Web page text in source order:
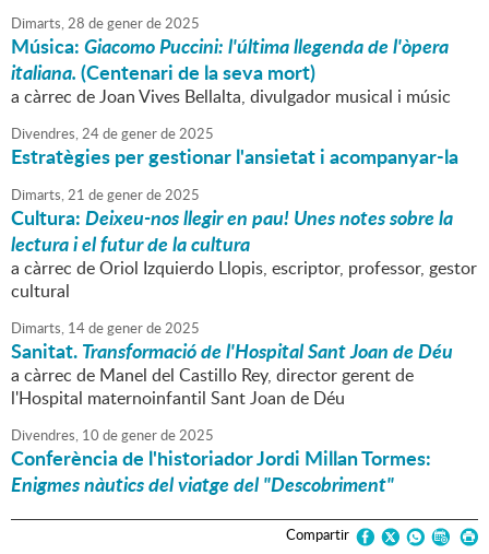
Dimarts,28 degenerde2025
Música:Giacomo Puccini: l'última llegenda de l'òpera
italiana.(Centenari de la seva mort)
a càrrec de Joan Vives Bellalta, divulgador musical i músic
Divendres,24degenerde2025
Estratègies per gestionar l'ansietat i acompanyar-la
Dimarts,21 degenerde2025
Cultura:Deixeu-nos llegir en pau! Unes notes sobre la
lectura i el futur de la cultura
a càrrec de Oriol Izquierdo Llopis, escriptor, professor, gestor
cultural
Dimarts, 14degenerde2025
Sanitat.Transformació de l'Hospital Sant Joan de Déu
a càrrec de Manel del Castillo Rey, director gerent de
l'Hospital maternoinfantil Sant Joan de Déu
Divendres, 10 degenerde2025
Conferència de l'historiador Jordi Millan Tormes:
Enigmes nàutics del viatge del "Descobriment"
Compartir